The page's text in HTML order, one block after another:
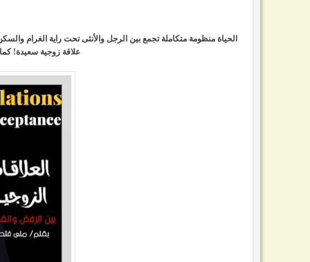
الحياة منظومة متكاملة تجمع بين الرجل والأنثى تحت راية الغرام
علاقة زوجية سعيدة! كما